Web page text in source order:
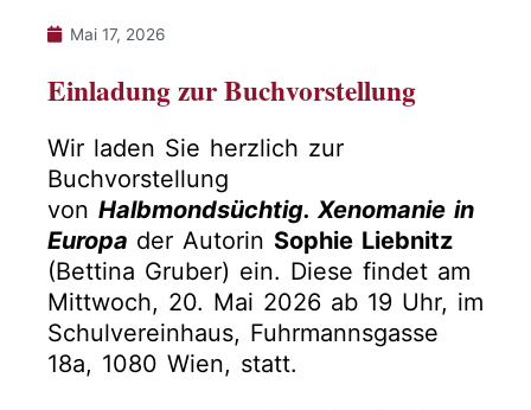
Mai 17, 2026
Einladung zur Buchvorstellung
Wir laden Sie herzlich zur
Buchvorstellung
von Halbmondsüchtig. Xenomanie in
Europa der Autorin Sophie Liebnitz
(Bettina Gruber) ein. Diese findet am
Mittwoch, 20. Mai 2026 ab 19 Uhr, im
Schulvereinhaus, Fuhrmannsgasse
18a, 1080 Wien, statt.